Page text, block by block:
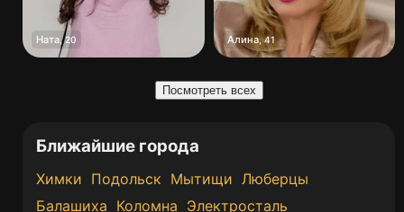
Ната,20 Алина,41
Посмотреть всех
Ближайшие города
Химки Подольск Мытищи Люберцы
Балашиха Коломна Электросталь